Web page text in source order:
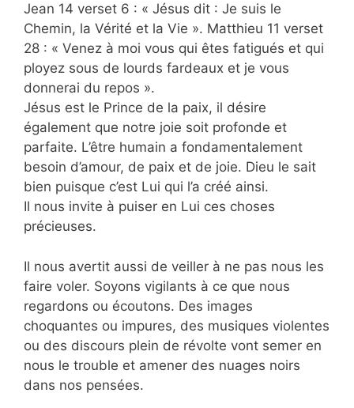
Jean 14 verset 6 : « Jésus dit : Je suis le
Chemin, la Vérité et la Vie ». Matthieu 11 verset
28 : « Venez à moi vous qui êtes fatigués et qui
ployez sous de lourds fardeaux et je vous
donnerai du repos ».
Jésus est le Prince de la paix, il désire
également que notre joie soit profonde et
parfaite. L’être humain a fondamentalement
besoin d’amour, de paix et de joie. Dieu le sait
bien puisque c’est Lui qui l’a créé ainsi.
Il nous invite à puiser en Lui ces choses
précieuses.
Il nous avertit aussi de veiller à ne pas nous les
faire voler. Soyons vigilants à ce que nous
regardons ou écoutons. Des images
choquantes ou impures, des musiques violentes
ou des discours plein de révolte vont semer en
nous le trouble et amener des nuages noirs
dans nos pensées.